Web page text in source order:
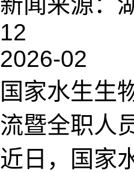
12
2026-02
国家水生生
流暨全职人
近日，国家